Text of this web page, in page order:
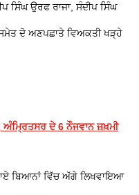
ਸਿੰਘ ਉਰਫ ਰਾਜਾ, ਸੰਦੀਪ ਸਿੰਘ
ਦੋ ਅਣਪਛਾਤੇ ਵਿਅਕਤੀ ਖੜ੍ਹੇ
ਦੇ 6 ਨੌਜਵਾਨ ਜ਼ਖ਼ਮੀ
ਬਿਆਨਾਂ ਵਿੱਚ ਅੱਗੇ ਲਿਖਵਾਇਆ